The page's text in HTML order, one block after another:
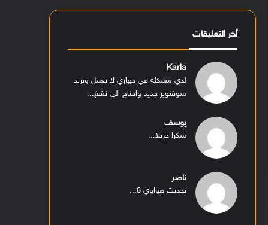
أخر التعليقات
Karla
لدي مشكله في جهازي لا يعمل ويريد
سوفتوير جديد واحتاج الى تشغ...
يوسف
شكرا جزيلا...
ناصر
تحديث هواوي 8...